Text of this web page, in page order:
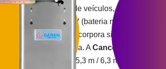
com fluxo intenso de veículos, sem
de bateria 24V (bateria não inclusa)
de energia, e incorpora sistema de
para maior segurança. A Cancela
de 3,3 m / 4,3 m / 5,3 m / 6,3 m, ajuste